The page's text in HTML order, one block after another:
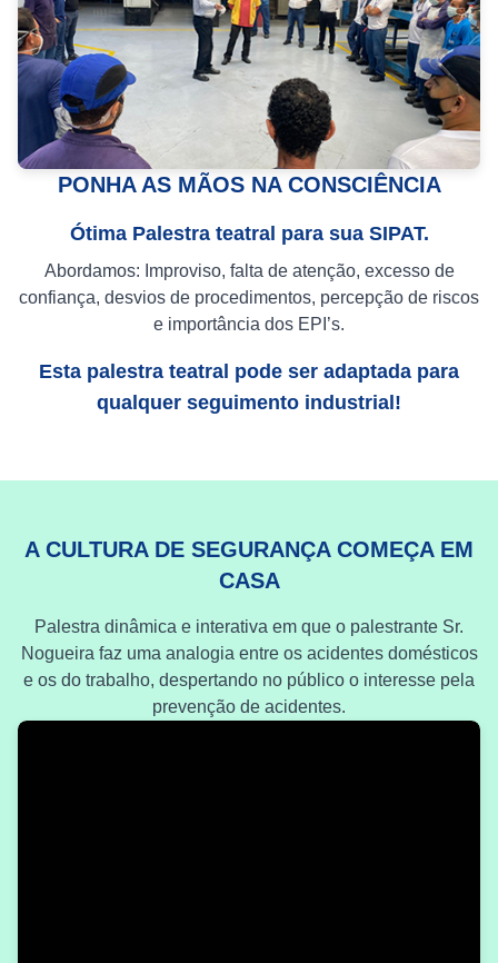
PONHA AS MÃOS NA CONSCIÊNCIA
Ótima Palestra teatral para sua SIPAT.
Abordamos: Improviso, falta de atenção, excesso de
confiança, desvios de procedimentos, percepção de riscos
e importância dos EPI’s.
Esta palestra teatral pode ser adaptada para
qualquer seguimento industrial!
A CULTURA DE SEGURANÇA COMEÇA EM
CASA
Palestra dinâmica e interativa em que o palestrante Sr.
Nogueira faz uma analogia entre os acidentes domésticos
e os do trabalho, despertando no público o interesse pela
prevenção de acidentes.